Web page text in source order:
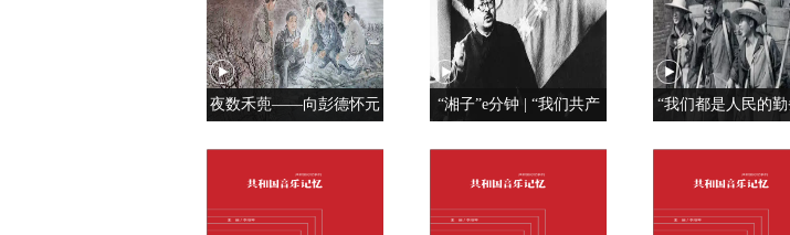
夜数禾蔸——向彭德怀元
“湘子”e分钟 | “我们共产
“我们都是人民的勤